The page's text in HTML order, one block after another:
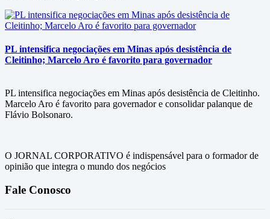
PL intensifica negociações em Minas após desistência de
Cleitinho; Marcelo Aro é favorito para governador
PL intensifica negociações em Minas após desistência de Cleitinho.
Marcelo Aro é favorito para governador e consolidar palanque de
Flávio Bolsonaro.
O JORNAL CORPORATIVO é indispensável para o formador de
opinião que integra o mundo dos negócios
Fale Conosco